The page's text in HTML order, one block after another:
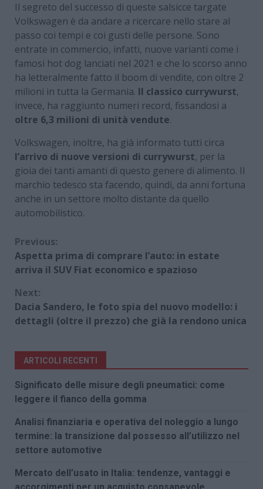
Il segreto del successo di queste salsicce targate
Volkswagen è da andare a ricercare nello stare al
passo coi tempi e coi gusti delle persone. Sono
entrate in commercio, infatti, nuove varianti come i
famosi hot dog lanciati nel 2021 e che lo scorso anno
ha letteralmente fatto il boom di vendite, con oltre 2
milioni in tutta la Germania. Il classico currywurst,
invece, ha raggiunto numeri record, fissandosi a
oltre 6,3 milioni di unità vendute.
Volkswagen, inoltre, ha già informato tutti circa
l’arrivo di nuove versioni di currywurst, per la
gioia dei tanti amanti di questo genere di alimento. Il
marchio tedesco sta facendo, quindi, da anni fortuna
anche in un settore molto distante da quello
automobilistico.
Continue
Reading
Previous:
Aspetta prima di comprare l’auto: in estate
arriva il SUV Fiat economico e spazioso
Next:
Dacia Sandero, le foto spia del nuovo modello: i
dettagli (oltre il prezzo) che già la rendono unica
ARTICOLI RECENTI
Significato delle misure degli pneumatici: come
leggere il fianco della gomma
Analisi finanziaria e operativa del noleggio a lungo
termine: la transizione dal possesso all’utilizzo nel
settore automotive
Mercato dell’usato in Italia: tendenze, vantaggi e